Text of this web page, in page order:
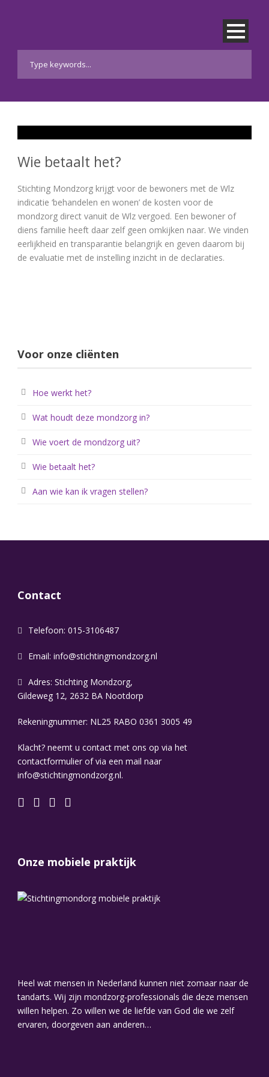
Wie betaalt het?
Stichting Mondzorg krijgt voor de bewoners met de Wlz
indicatie ‘behandelen en wonen’ de kosten voor de
mondzorg direct vanuit de Wlz vergoed. Een bewoner of
diens familie heeft daar zelf geen omkijken naar. We vinden
eerlijkheid en transparantie belangrijk en geven daarom bij
de evaluatie met de instelling inzicht in de declaraties.
Voor onze cliënten
Hoe werkt het?
Wat houdt deze mondzorg in?
Wie voert de mondzorg uit?
Wie betaalt het?
Aan wie kan ik vragen stellen?
Contact
Telefoon: 015-3106487
Email: info@stichtingmondzorg.nl
Adres: Stichting Mondzorg,
Gildeweg 12, 2632 BA Nootdorp
Rekeningnummer: NL25 RABO 0361 3005 49
Klacht? neemt u contact met ons op via het
contactformulier of via een mail naar
info@stichtingmondzorg.nl.
Onze mobiele praktijk
Heel wat mensen in Nederland kunnen niet zomaar naar de
tandarts. Wij zijn mondzorg-professionals die deze mensen
willen helpen. Zo willen we de liefde van God die we zelf
ervaren, doorgeven aan anderen…